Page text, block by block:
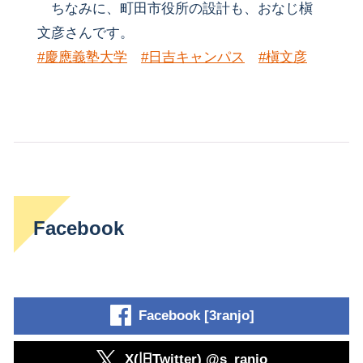
ちなみに、町田市役所の設計も、おなじ槇
文彦さんです。
#慶應義塾大学 #日吉キャンパス #槇文彦
Facebook
Facebook [3ranjo]
X(旧Twitter) @s_ranjo